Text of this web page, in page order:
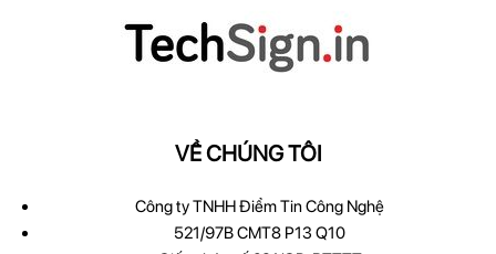
VỀ CHÚNG TÔI
Công ty TNHH Điểm Tin Công Nghệ
521/97B CMT8 P13 Q10